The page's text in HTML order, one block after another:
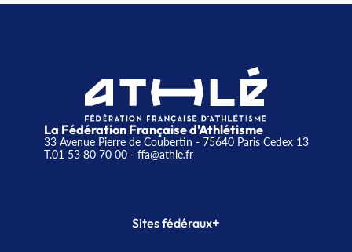
La Fédération Française d'Athlétisme
33 Avenue Pierre de Coubertin - 75640 Paris Cedex 13
T.01 53 80 70 00- ffa@athle.fr
Sites fédéraux+